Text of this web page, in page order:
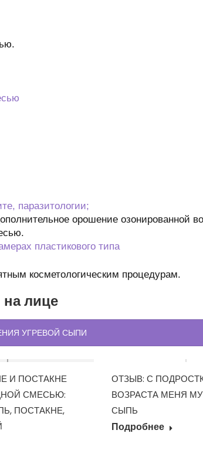
паразитологии;
орошение озонированной
пластикового типа
косметологическим процедурам.
лице
УГРЕВОЙ СЫПИ
И ПОСТАКНЕ
СМЕСЬЮ:
ПОСТАКНЕ,
ОТЗЫВ: С
ВОЗРАСТА МЕНЯ
СЫПЬ
Подробнее